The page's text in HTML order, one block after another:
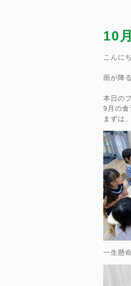
10
こんに
雨が降
本日の
9月の食
まずは
一生懸